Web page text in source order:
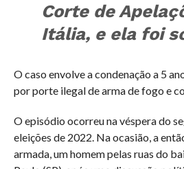
Corte de
Itália, e ela foi
O caso envolve a condenação a 5
por porte ilegal de arma de fogo e
O episódio ocorreu na véspera do
eleições de 2022. Na ocasião, a
armada, um homem pelas ruas do